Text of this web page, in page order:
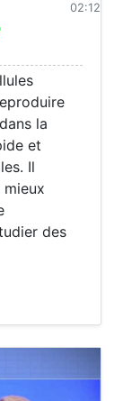
02:12
la
et
Il
des